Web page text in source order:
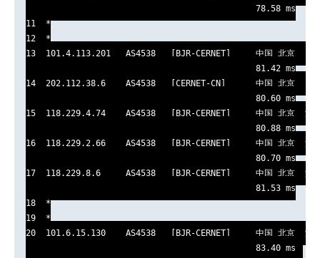
                                              78.58 ms
11  *
12  *
13  101.4.113.201   AS4538   [BJR-CERNET]     中国 北京
                                              81.42 ms
14  202.112.38.6    AS4538   [CERNET-CN]      中国 北京
                                              80.60 ms
15  118.229.4.74    AS4538   [BJR-CERNET]     中国 北京  海
                                              80.88 ms
16  118.229.2.66    AS4538   [BJR-CERNET]     中国 北京  海
                                              80.70 ms
17  118.229.8.6     AS4538   [BJR-CERNET]     中国 北京  海
                                              81.53 ms
18  *
19  *
20  101.6.15.130    AS4538   [BJR-CERNET]     中国 北京  海
                                              83.40 ms